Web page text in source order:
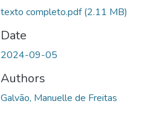
texto completo.pdf(2.11 MB)
Date
2024-09-05
Authors
Galvão, Manuelle de Freitas